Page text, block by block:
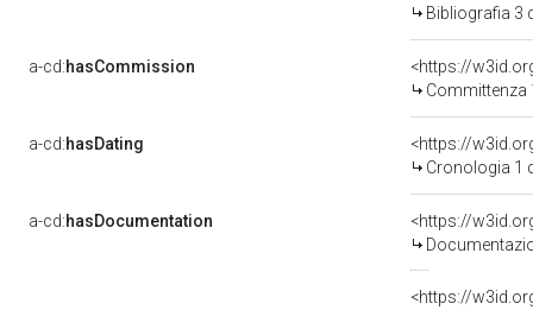
Bibliografia 3
a-cd:hasCommission
<https://
Committenza
a-cd:hasDating
<https://
Cronologia 1
a-cd:hasDocumentation